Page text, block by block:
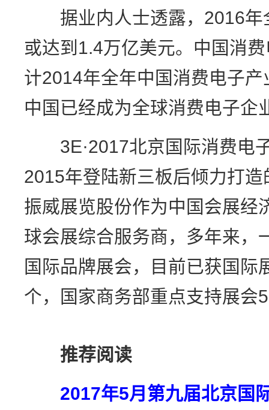
据业内人士透露，2016年
或达到1.4万亿美元。中国消
计2014年全年中国消费电子
中国已经成为全球消费电子企
3E·2017北京国际消费电
2015年登陆新三板后倾力打
振威展览股份作为中国会展经
球会展综合服务商，多年来，
国际品牌展会，目前已获国际
个，国家商务部重点支持展会
推荐阅读
2017年5月第九届北京国